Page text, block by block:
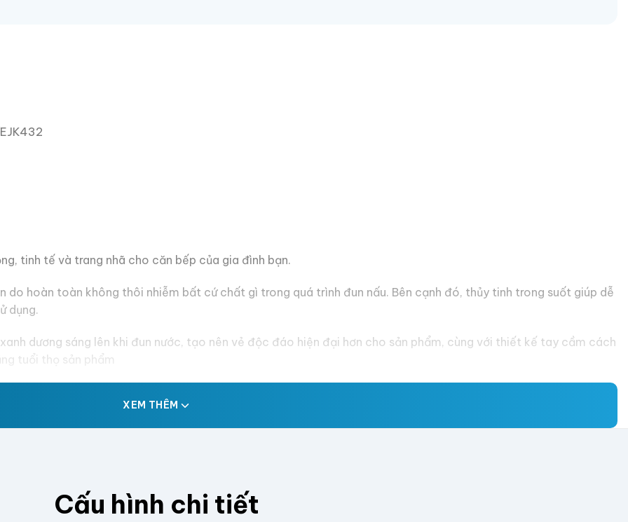
tinh tế và trang nhã cho căn bếp của gia đình bạn.
do hoàn toàn không thôi nhiễm bất cứ chất gì trong quá trình đun nấu. Bên cạnh đó, thủy tinh trong suốt giúp dễ
dụng.
dương sáng lên khi đun nước, tạo nên vẻ độc đáo hiện đại hơn cho sản phẩm, cùng với thiết kế tay cầm cách
tuổi thọ sản phẩm
XEM THÊM
Cấu hình chi tiết